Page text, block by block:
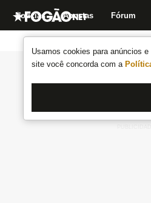
Usamos cookies para anúncios
site você concorda com a
Notícias Apostas Fórum